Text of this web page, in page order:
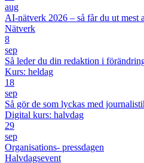
aug
AI-nätverk 2026 – så får du ut mest
Nätverk
8
sep
Så leder du din redaktion i
Kurs: heldag
18
sep
Så gör de som lyckas med
Digital kurs: halvdag
29
sep
Organisations- pressdagen
Halvdagsevent